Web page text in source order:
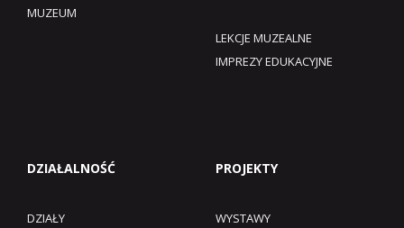
MUZEUM​
LEKCJE MUZEALNE
IMPREZY EDUKACYJNE
DZIAŁALNOŚĆ
DZIAŁY
PROJEKTY
WYSTAWY